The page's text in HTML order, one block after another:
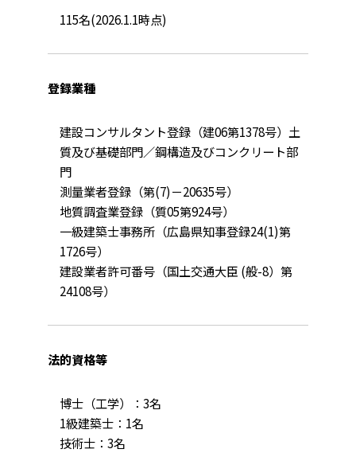
115名(2026.1.1時点)
登録業種
建設コンサルタント登録（建06第1378号）土
質及び基礎部門／鋼構造及びコンクリート部
門
測量業者登録（第(7)－20635号）
地質調査業登録（質05第924号）
一級建築士事務所（広島県知事登録24(1)第
1726号）
建設業者許可番号（国土交通大臣 (般-8）第
24108号）
法的資格等
博士（工学）：3名
1級建築士：1名
技術士：3名